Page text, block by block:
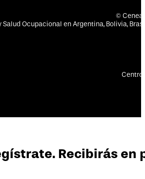
©
Ocupacional en Argentina, Bolivia,
Centro
Recibirás en